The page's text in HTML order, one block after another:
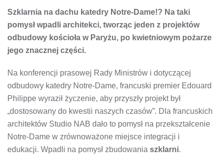
KATEDRY
DAME!?
Szklarnia na dachu katedry Notre-Dame!? Na taki
pomysł wpadli architekci, tworząc jeden z projektów
odbudowy kościoła w Paryżu, po kwietniowym pożarze
jego znacznej części.
Na konferencji prasowej Rady Ministrów i dotyczącej
odbudowy katedry Notre-Dame, francuski premier Edouard
Philippe wyraził życzenie, aby przyszły projekt był
„dostosowany do kwestii naszych czasów”. Dla francuskich
architektów Studio NAB dało to pomysł na przekształcenie
Notre-Dame w zrównoważone miejsce integracji i
edukacji. Wpadli na pomysł zbudowania szklarni.